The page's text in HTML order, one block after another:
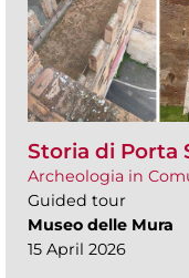
Storia di Porta
Archeologia in
Guided tour
Museo delle Mura
15 April 2026